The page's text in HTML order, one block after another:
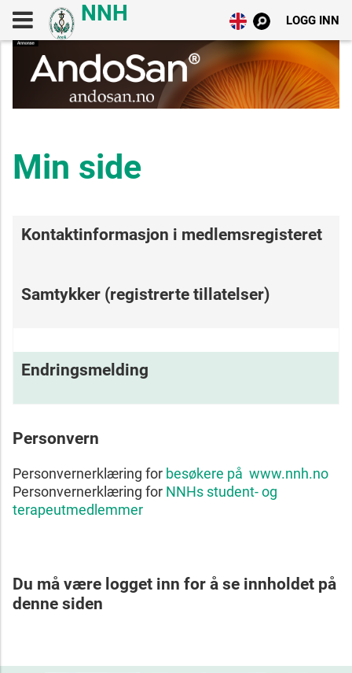
LOGG INN
Min side
Kontaktinformasjon i medlemsregisteret
Samtykker (registrerte tillatelser)
Endringsmelding
Personvern
Personvernerklæring for besøkere på www.nnh.no
Personvernerklæring for NNHs student- og
terapeutmedlemmer
Du må være logget inn for å se innholdet på
denne siden